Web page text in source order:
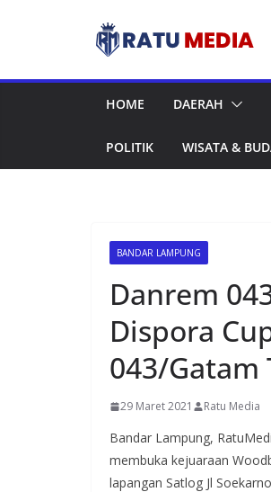
HOME DAERAH
POLITIK WISATA &
BANDAR LAMPUNG
Danrem
Dispora
043/Gatam
29 Maret 2021 Ratu Media
Bandar Lampung,
membuka kejuaraan
lapangan Satlog Jl